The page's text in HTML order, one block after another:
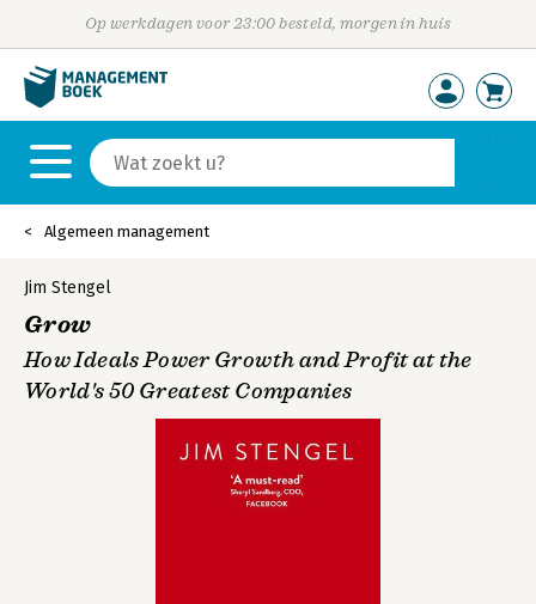
Op werkdagen voor 23:00 besteld, morgen in huis
Algemeen management
Jim Stengel
Grow
How Ideals Power Growth and Profit at the
World's 50 Greatest Companies